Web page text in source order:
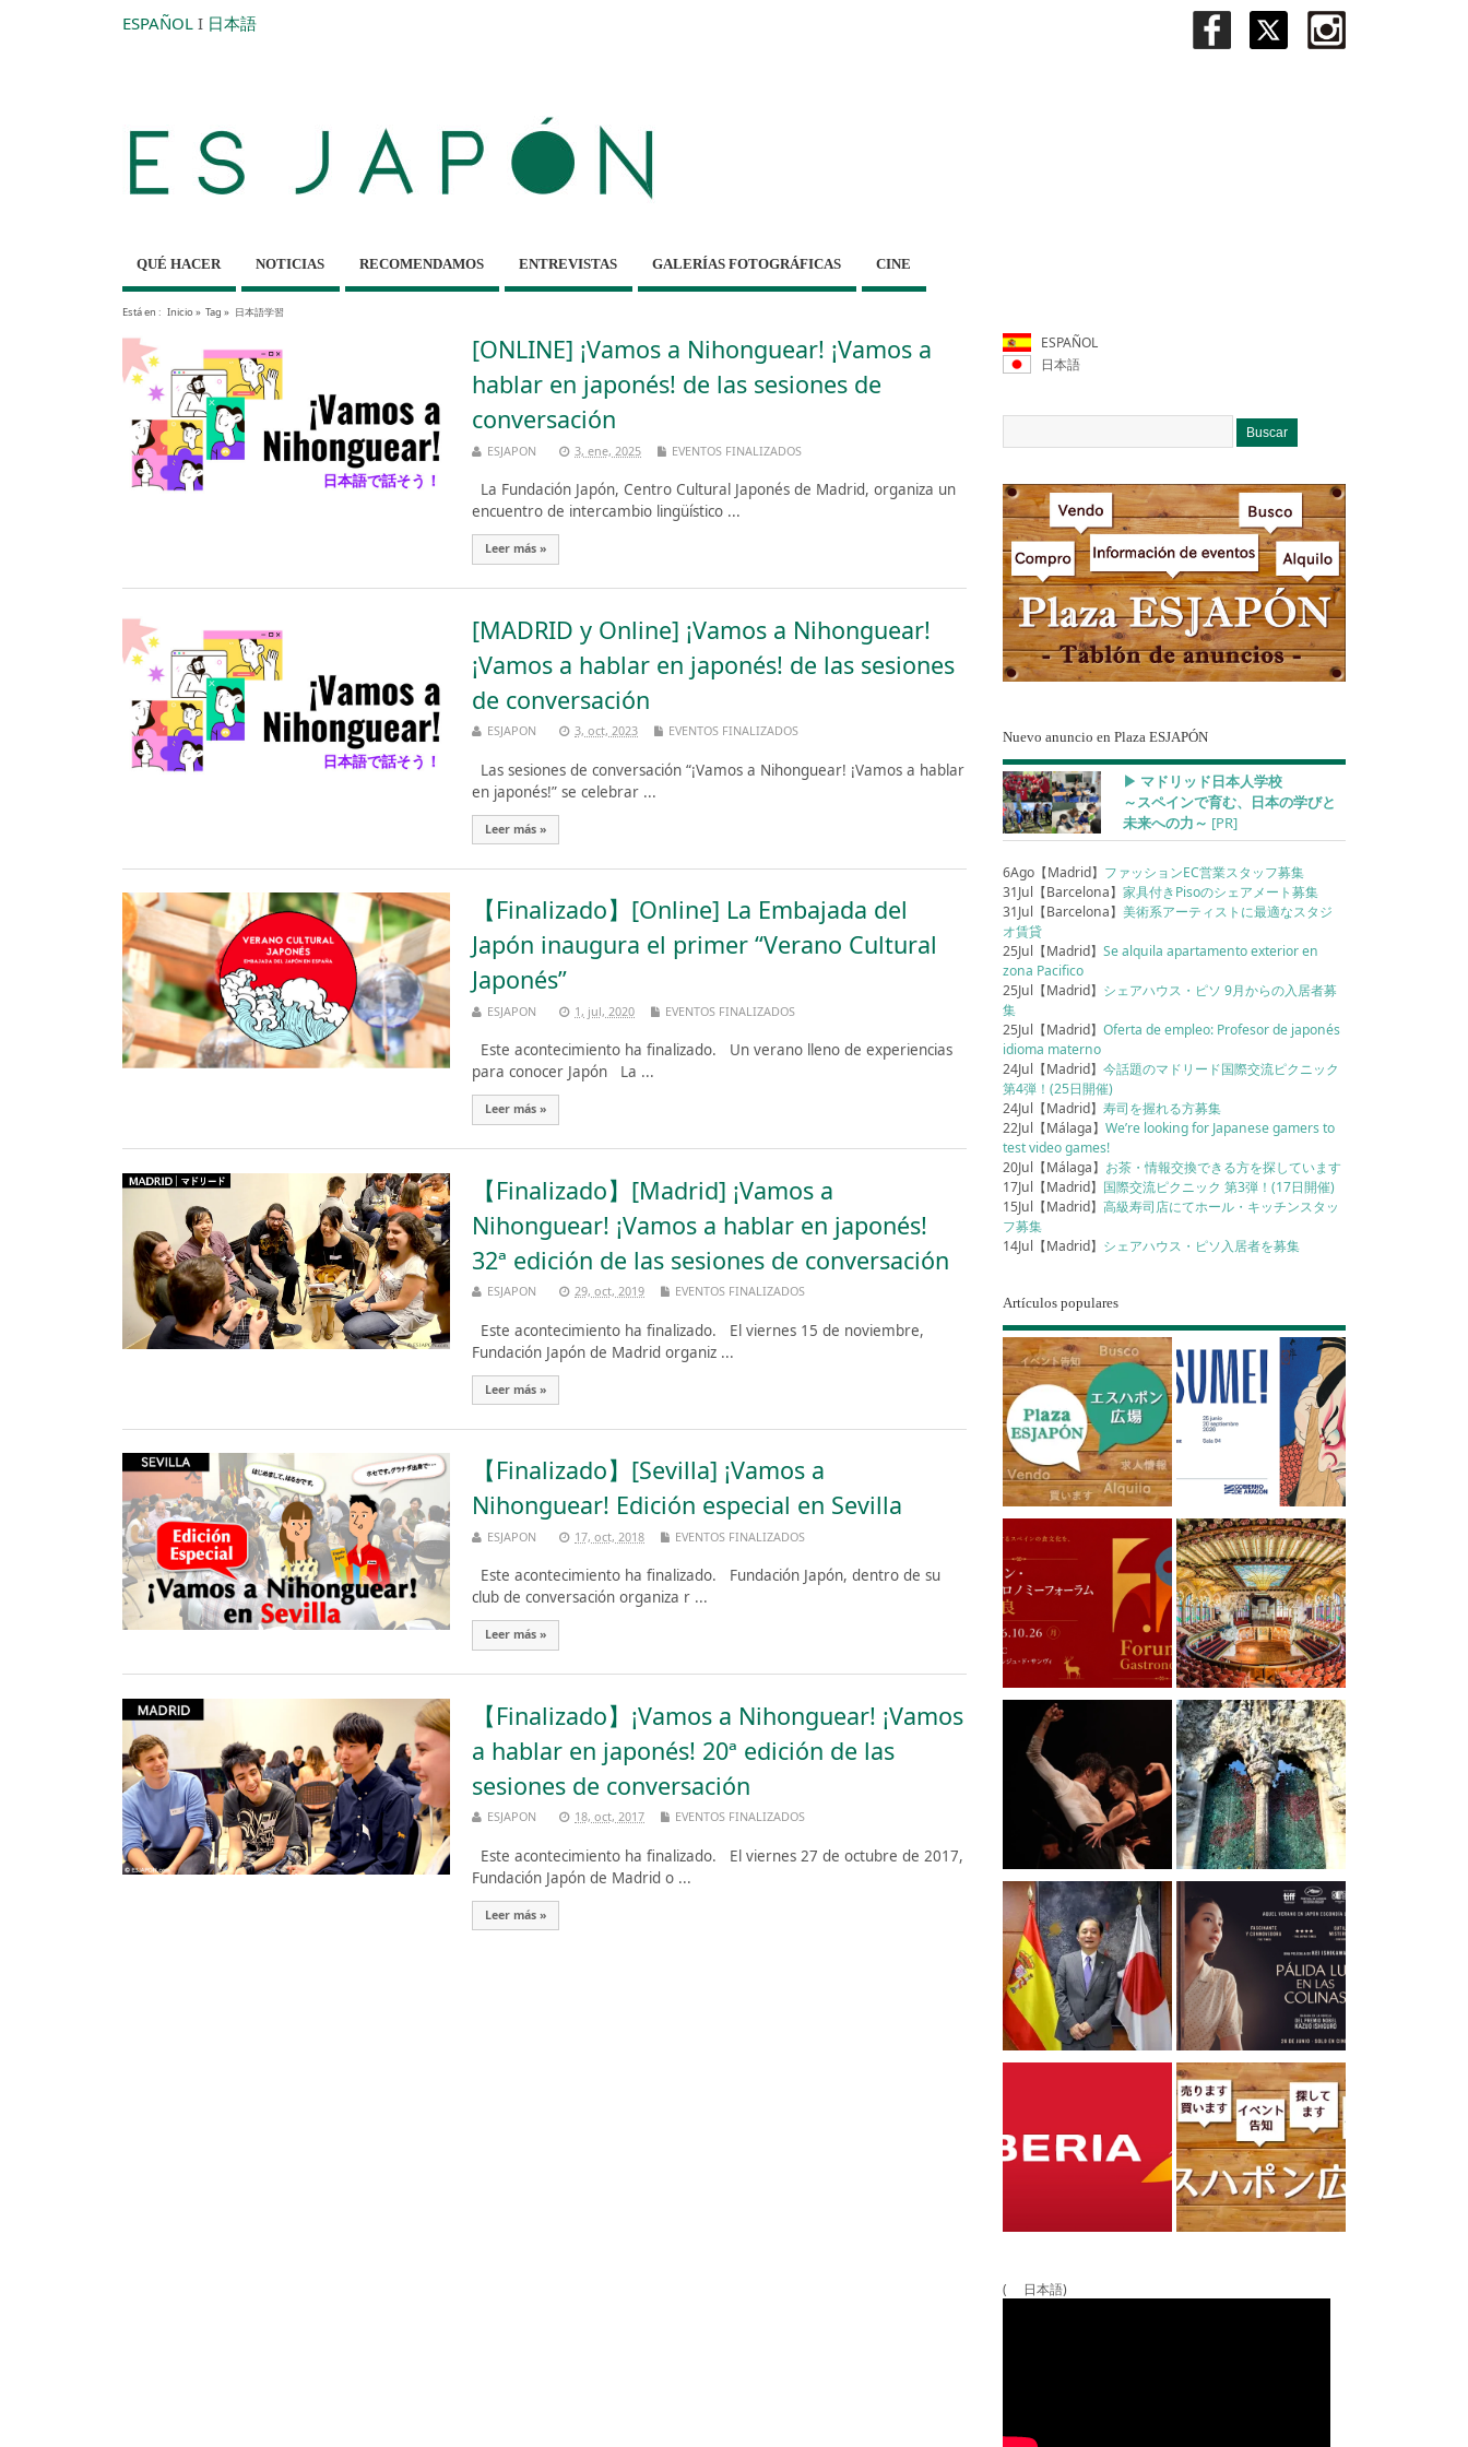
ESPAÑOL I 日本語
QUÉ HACER NOTICIAS RECOMENDAMOS ENTREVISTAS GALERÍAS FOTOGRÁFICAS CINE
Está en : Inicio» Tag » 日本語学習
[ONLINE] ¡Vamos a Nihonguear! ¡Vamos a
hablar en japonés! de las sesiones de
conversación
ESJAPON 3, ene, 2025 EVENTOS FINALIZADOS
La Fundación Japón, Centro Cultural Japonés de Madrid, organiza un
encuentro de intercambio lingüístico ...
Leer más »
[MADRID y Online] ¡Vamos a Nihonguear!
¡Vamos a hablar en japonés! de las sesiones
de conversación
ESJAPON 3, oct, 2023 EVENTOS FINALIZADOS
Las sesiones de conversación “¡Vamos a Nihonguear! ¡Vamos a hablar
en japonés!” se celebrar ...
Leer más »
【Finalizado】[Online] La Embajada del
Japón inaugura el primer “Verano Cultural
Japonés”
ESJAPON 1, jul, 2020 EVENTOS FINALIZADOS
Este acontecimiento ha finalizado. Un verano lleno de experiencias
para conocer Japón La ...
Leer más »
【Finalizado】[Madrid] ¡Vamos a
Nihonguear! ¡Vamos a hablar en japonés!
32ª edición de las sesiones de conversación
ESJAPON 29, oct, 2019 EVENTOS FINALIZADOS
Este acontecimiento ha finalizado. El viernes 15 de noviembre,
Fundación Japón de Madrid organiz ...
Leer más »
【Finalizado】[Sevilla] ¡Vamos a
Nihonguear! Edición especial en Sevilla
ESJAPON 17, oct, 2018 EVENTOS FINALIZADOS
Este acontecimiento ha finalizado. Fundación Japón, dentro de su
club de conversación organiza r ...
Leer más »
【Finalizado】¡Vamos a Nihonguear! ¡Vamos
a hablar en japonés! 20ª edición de las
sesiones de conversación
ESJAPON 18, oct, 2017 EVENTOS FINALIZADOS
Este acontecimiento ha finalizado. El viernes 27 de octubre de 2017,
Fundación Japón de Madrid o ...
Leer más »
ESPAÑOL
日本語
Nuevo anuncio en Plaza ESJAPÓN
▶︎ マドリッド日本人学校
～スペインで育む、日本の学びと
未来への力～ [PR]
6Ago【Madrid】 ファッションEC営業スタッフ募集
31Jul【Barcelona】家具付きPisoのシェアメート募集
31Jul【Barcelona】美術系アーティストに最適なスタジ
オ賃貸
25Jul【Madrid】Se alquila apartamento exterior en
zona Pacifico
25Jul【Madrid】 シェアハウス・ピソ 9月からの入居者募
集
25Jul【Madrid】Oferta de empleo: Profesor de japonés
idioma materno
24Jul【Madrid】今話題のマドリード国際交流ピクニック
第4弾！(25日開催)
24Jul【Madrid】寿司を握れる方募集
22Jul【Málaga】We’re looking for Japanese gamers to
test video games!
20Jul【Málaga】 お茶・情報交換できる方を探しています
17Jul【Madrid】 国際交流ピクニック 第3弾！(17日開催)
15Jul【Madrid】高級寿司店にてホール・キッチンスタッ
フ募集
14Jul【Madrid】 シェアハウス・ピソ入居者を募集
Artículos populares
( 日本語)